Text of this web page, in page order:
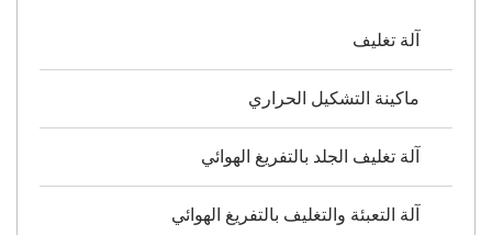
آلة تغليف
ماكينة التشكيل الحراري
آلة تغليف الجلد بالتفريغ الهوائي
آلة التعبئة والتغليف بالتفريغ الهوائي